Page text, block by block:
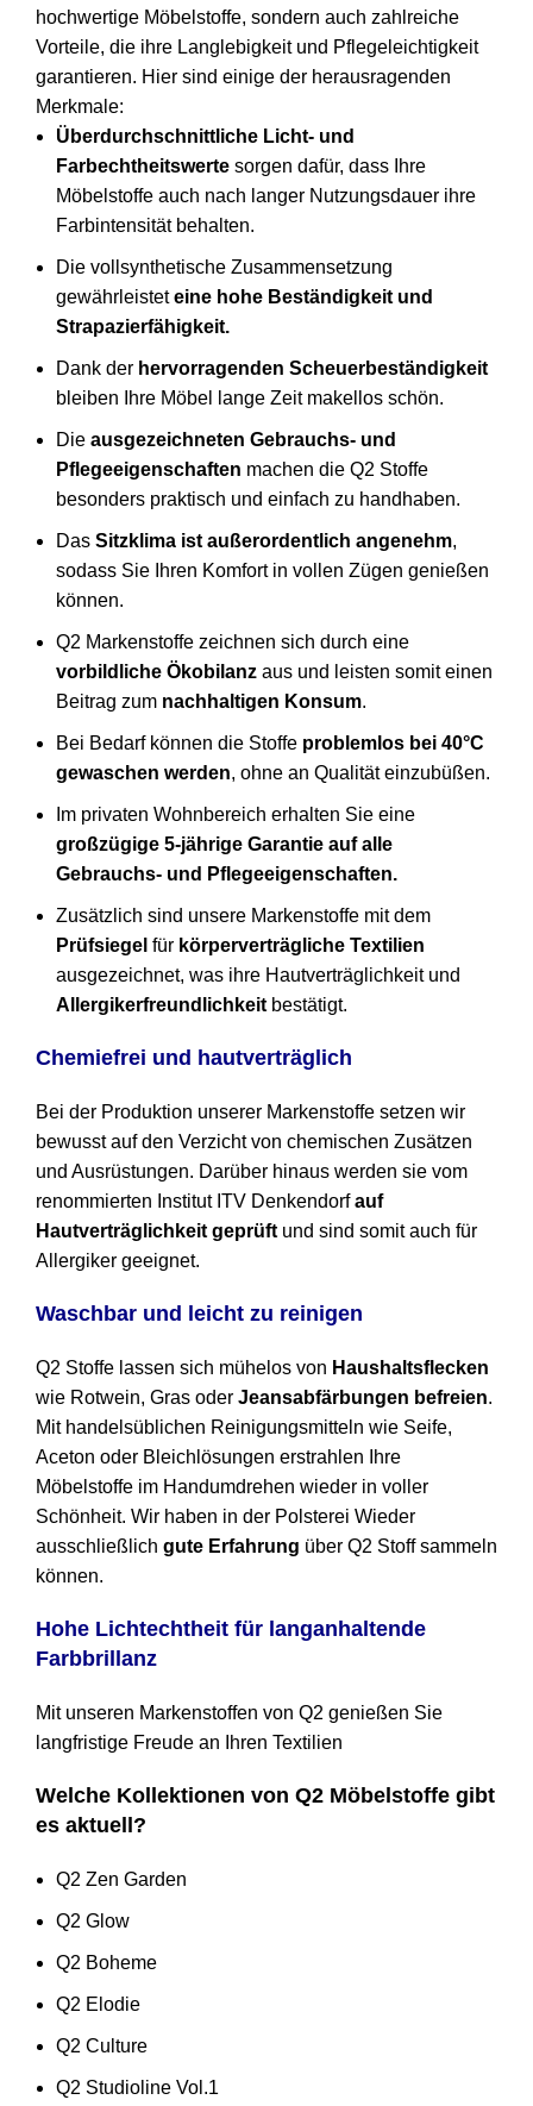
hochwertige Möbelstoffe, sondern auch zahlreiche
Vorteile, die ihre Langlebigkeit und Pflegeleichtigkeit
garantieren. Hier sind einige der herausragenden
Merkmale:
Überdurchschnittliche Licht- und
Farbechtheitswerte sorgen dafür, dass Ihre
Möbelstoffe auch nach langer Nutzungsdauer ihre
Farbintensität behalten.
Die vollsynthetische Zusammensetzung
gewährleisteteine hohe Beständigkeit und
Strapazierfähigkeit.
Dank der hervorragenden Scheuerbeständigkeit
bleiben Ihre Möbel lange Zeit makellos schön.
Die ausgezeichneten Gebrauchs- und
Pflegeeigenschaften machen die Q2 Stoffe
besonders praktisch und einfach zu handhaben.
Das Sitzklima ist außerordentlich angenehm,
sodass Sie Ihren Komfort in vollen Zügen genießen
können.
Q2 Markenstoffe zeichnen sich durch eine
vorbildliche Ökobilanz aus und leisten somit einen
Beitrag zum nachhaltigen Konsum.
Bei Bedarf können die Stoffe problemlos bei 40°C
gewaschen werden, ohne an Qualität einzubüßen.
Im privaten Wohnbereich erhalten Sie eine
großzügige 5-jährige Garantie auf alle
Gebrauchs- und Pflegeeigenschaften.
Zusätzlich sind unsere Markenstoffe mit dem
Prüfsiegel für körperverträgliche Textilien
ausgezeichnet, was ihre Hautverträglichkeit und
Allergikerfreundlichkeit bestätigt.
Chemiefrei und hautverträglich
Bei der Produktion unserer Markenstoffe setzen wir
bewusst auf den Verzicht von chemischen Zusätzen
und Ausrüstungen. Darüber hinaus werden sie vom
renommierten Institut ITV Denkendorfauf
Hautverträglichkeit geprüft und sind somit auch für
Allergiker geeignet.
Waschbar und leicht zu reinigen
Q2 Stoffe lassen sich mühelos von Haushaltsflecken
wie Rotwein, Gras oder Jeansabfärbungen befreien.
Mit handelsüblichen Reinigungsmitteln wie Seife,
Aceton oder Bleichlösungen erstrahlen Ihre
Möbelstoffe im Handumdrehen wieder in voller
Schönheit. Wir haben in der Polsterei Wieder
ausschließlich gute Erfahrung über Q2 Stoff sammeln
können.
Hohe Lichtechtheit für langanhaltende
Farbbrillanz
Mit unseren Markenstoffen von Q2 genießen Sie
langfristige Freude an Ihren Textilien
Welche Kollektionen von Q2 Möbelstoffe gibt
es aktuell?
Q2 Zen Garden
Q2 Glow
Q2 Boheme
Q2 Elodie
Q2 Culture
Q2 Studioline Vol.1